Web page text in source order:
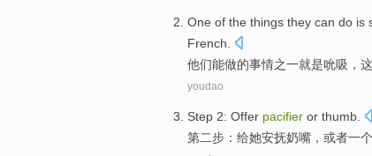
One of the things they can do is
French
他们能做的事情之一就是吮吸 ，
youdao
Step 2: Offer pacifier or thumb
第二步 ： 给她安抚奶嘴， 或者一